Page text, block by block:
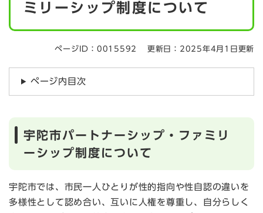
ミリーシップ制度について
ページID：0015592 更新日：2025年4月1日更新
ページ内目次
宇陀市パートナーシップ・ファミリ
ーシップ制度について
宇陀市では、市民一人ひとりが性的指向や性自認の違いを
多様性として認め合い、互いに人権を尊重し、自分らしく